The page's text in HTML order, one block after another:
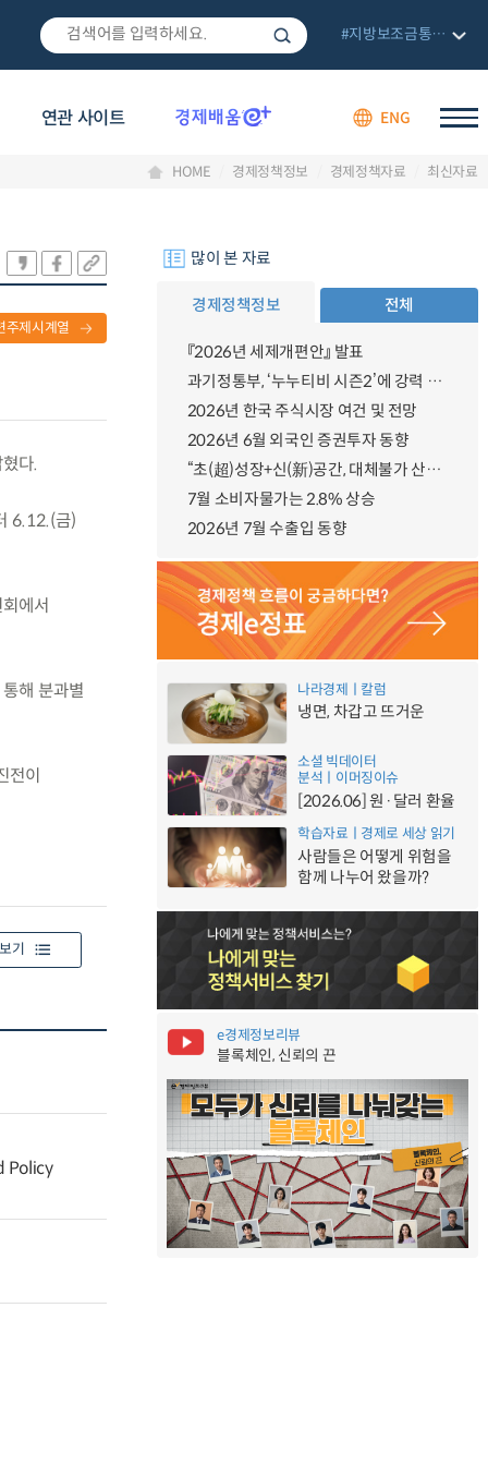
연관 사이트 ENG
#지방보조금통합관리망
HOME 경제정책정보 경제정책자료 최신자료
주제시계열
다.
6.12.(금)
에서
해 분과별
전이
기
Policy
많이 본 자료
경제정책정보 전체
『2026년 세제개편안』 발표
과기정통부, ‘누누티비 시즌2’에 강력 대응 의지 밝혀
2026년 한국 주식시장 여건 및 전망
2026년 6월 외국인 증권투자 동향
“초(超)성장+신(新)공간, 대체불가 산업강국”
7월 소비자물가는 2.8% 상승
2026년 7월 수출입 동향
나라경제ㅣ칼럼
냉면, 차갑고 뜨거운
소셜 빅데이터
분석ㅣ이머징이슈
[2026.06] 원·달러 환율
학습자료ㅣ경제로 세상 읽기
사람들은 어떻게 위험을
함께 나누어 왔을까?
e경제정보리뷰
블록체인, 신뢰의 끈